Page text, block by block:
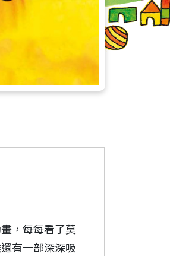
，每每看了莫
有一部深深吸